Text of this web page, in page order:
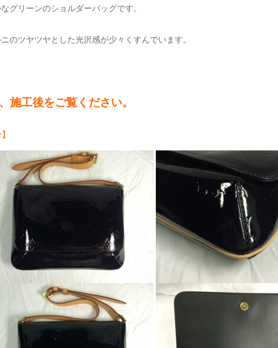
グリーンのショルダーバッグです。
のツヤツヤとした光沢感が少々くすんでいます。
施工後をご覧ください。